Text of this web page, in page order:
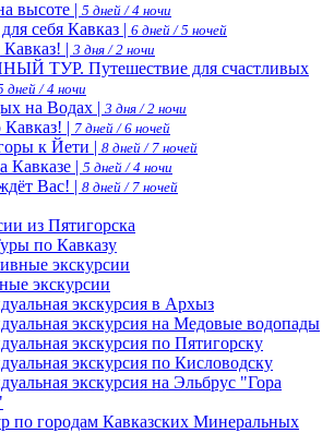
высоте | 5 дней / 4 ночи
себя Кавказ | 6 дней / 5 ночей
| 3 дня / 2 ночи
ТУР. Путешествие для счастливых
дней / 4 ночи
на Водах | 3 дня / 2 ночи
| 7 дней / 6 ночей
к Йети | 8 дней / 7 ночей
Кавказе | 5 дней / 4 ночи
Вас! | 8 дней / 7 ночей
из Пятигорска
по Кавказу
экскурсии
экскурсии
экскурсия в Архыз
экскурсия на Медовые водопады
экскурсия по Пятигорску
экскурсия по Кисловодску
экскурсия на Эльбрус "Гора
по городам Кавказских Минеральных